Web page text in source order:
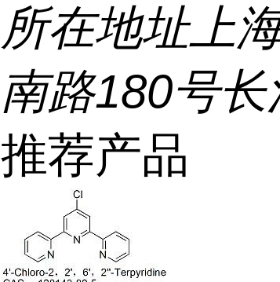
所在地址上
南路180号
推荐产品